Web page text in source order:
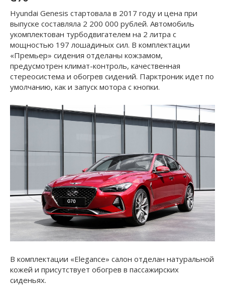
Hyundai Genesis стартовала в 2017 году и цена при
выпуске составляла 2 200 000 рублей. Автомобиль
укомплектован турбодвигателем на 2 литра с
мощностью 197 лошадиных сил. В комплектации
«Премьер» сидения отделаны кожзамом,
предусмотрен климат-контроль, качественная
стереосистема и обогрев сидений. Парктроник идет по
умолчанию, как и запуск мотора с кнопки.
В комплектации «Elegance» салон отделан натуральной
кожей и присутствует обогрев в пассажирских
сиденьях.